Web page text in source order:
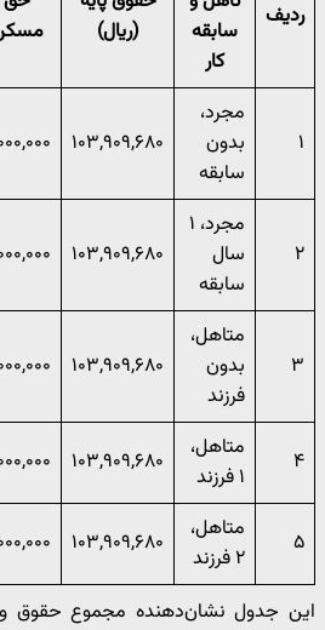
ردیف
سابقه
کار
(ریال)
۱
مجرد،
بدون
سابقه
۱۰۳,۹۰۹,۶۸۰
۲
مجرد، ۱
سال
سابقه
۱۰۳,۹۰۹,۶۸۰
۳
متاهل،
بدون
فرزند
۱۰۳,۹۰۹,۶۸۰
۴
متاهل،
۱ فرزند
۱۰۳,۹۰۹,۶۸۰
۵
متاهل،
۲ فرزند
۱۰۳,۹۰۹,۶۸۰
این جدول نشان‌دهنده مجموع حقوق و